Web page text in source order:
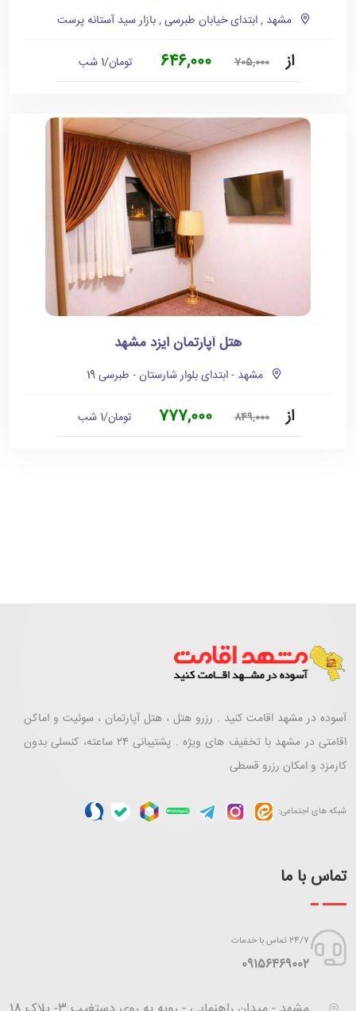
مشهد , ابتدای خیابان طبرسی , بازار سید آستانه پرست
از 705,000
646,000 تومان/1 شب
هتل آپارتمان ایزد مشهد
مشهد - ابتدای بلوار شارستان - طبرسی 19
از 849,000
777,000 تومان/1 شب
آسوده در مشهد اقامت کنید . رزرو هتل ، هتل آپارتمان ، سوئیت و اماکن
اقامتی در مشهد با تخفیف های ویژه . پشتیبانی ۲۴ ساعته، کنسلی بدون
کارمزد و امکان رزرو قسطی
شبکه های اجتماعی:
تماس با ما
24/7 تماس با خدمات
‪09156469002